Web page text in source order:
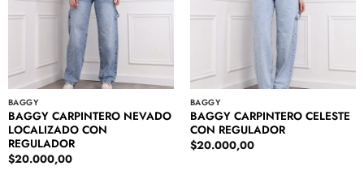
BAGGY
BAGGY CARPINTERO NEVADO
LOCALIZADO CON
REGULADOR
$20.000,00
BAGGY
BAGGY CARPINTERO CELESTE
CON REGULADOR
$20.000,00